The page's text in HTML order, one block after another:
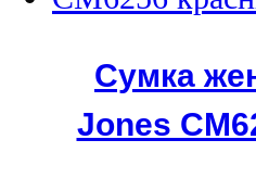
Сумка
Jones